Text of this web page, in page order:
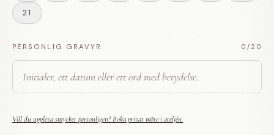
21
PERSONLIG GRAVYR 0 /20
Vill du uppleva smycket personligen? Boka privat möte i ateljén.